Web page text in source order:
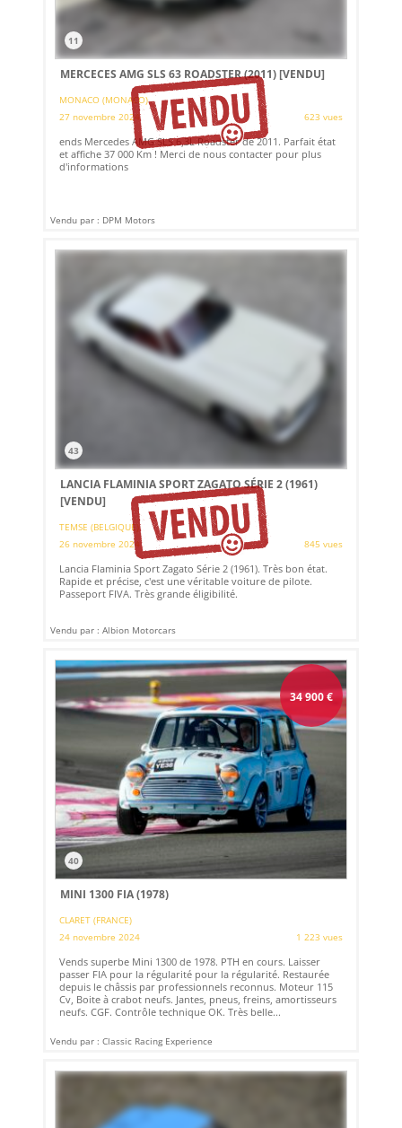
11
MERCECES AMG SLS 63 ROADSTER (2011)[VENDU]
MONACO (MONACO)
27 novembre 2024
623 vues
ends Mercedes AMG SLS 6,3L Roadster de 2011. Parfait état
et affiche 37 000 Km ! Merci de nous contacter pour plus
d'informations
Vendu par : DPM Motors
43
LANCIA FLAMINIA SPORT ZAGATO SÉRIE 2 (1961)
[VENDU]
TEMSE (BELGIQUE)
26 novembre 2024
845 vues
Lancia Flaminia Sport Zagato Série 2 (1961). Très bon état.
Rapide et précise, c'est une véritable voiture de pilote.
Passeport FIVA. Très grande éligibilité.
Vendu par : Albion Motorcars
34 900€
40
MINI 1300 FIA (1978)
CLARET (FRANCE)
24 novembre 2024
1 223 vues
Vends superbe Mini 1300 de 1978. PTH en cours. Laisser
passer FIA pour la régularité pour la régularité. Restaurée
depuis le châssis par professionnels reconnus. Moteur 115
Cv, Boite à crabot neufs. Jantes, pneus, freins, amortisseurs
neufs. CGF. Contrôle technique OK. Très belle...
Vendu par : Classic Racing Experience